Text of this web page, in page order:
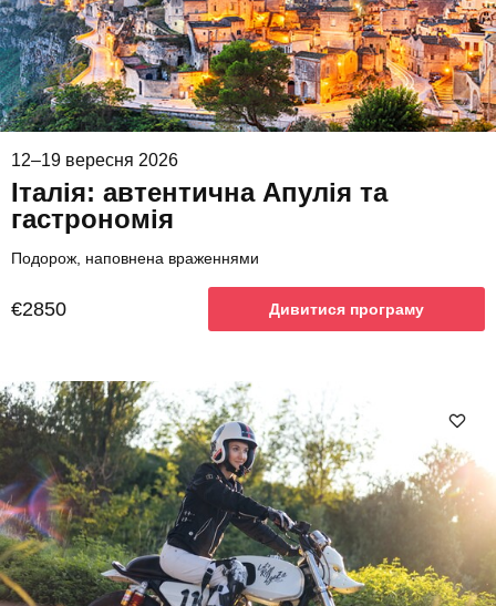
12–19 вересня 2026
Італія: автентична Апулія та
гастрономія
Подорож, наповнена враженнями
€2850 Дивитися програму